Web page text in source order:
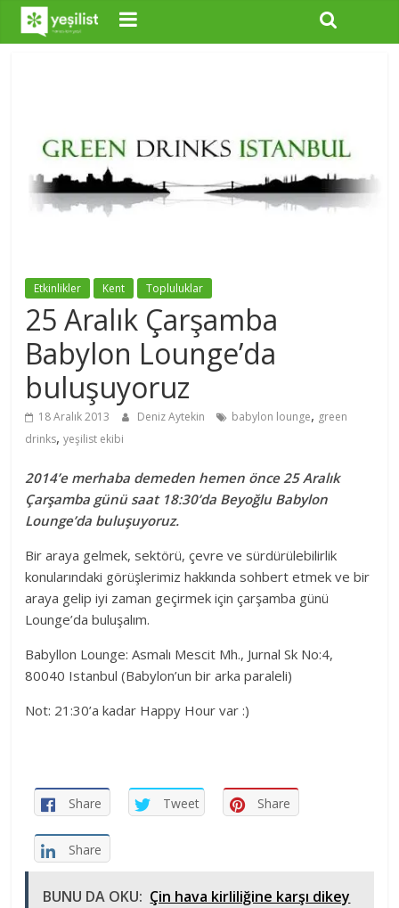
Etkinlikler Kent Topluluklar
25 Aralık Çarşamba
Babylon Lounge’da
buluşuyoruz
18 Aralık 2013 Deniz Aytekin babylon lounge, green
drinks,yeşilist ekibi
2014’e merhaba demeden hemen önce 25 Aralık
Çarşamba günü saat 18:30’da Beyoğlu Babylon
Lounge’da buluşuyoruz.
Bir araya gelmek, sektörü, çevre ve sürdürülebilirlik
konularındaki görüşlerimiz hakkında sohbert etmek ve bir
araya gelip iyi zaman geçirmek için çarşamba günü
Lounge’da buluşalım.
Babyllon Lounge: Asmalı Mescit Mh., Jurnal Sk No:4,
80040 Istanbul (Babylon’un bir arka paraleli)
Not: 21:30’a kadar Happy Hour var :)
Share Tweet Share
Share
BUNU DA OKU: Çin hava kirliliğine karşı dikey